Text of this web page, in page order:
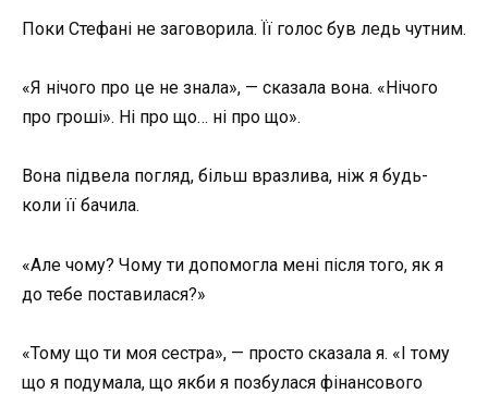
Поки Стефані не заговорила. Її голос був ледь чутним.
«Я нічого про це не знала», — сказала вона. «Нічого
про гроші». Ні про що… ні про що».
Вона підвела погляд, більш вразлива, ніж я будь-
коли її бачила.
«Але чому? Чому ти допомогла мені після того, як я
до тебе поставилася?»
«Тому що ти моя сестра», — просто сказала я. «І тому
що я подумала, що якби я позбулася фінансового